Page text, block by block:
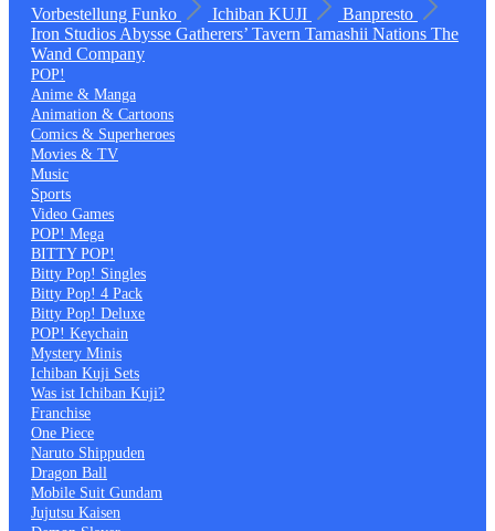
Vorbestellung Funko Ichiban KUJI
Banpresto
Iron Studios Abysse Gatherers’ Tavern Tamashii Nations The
Wand Company
POP!
Anime & Manga
Animation & Cartoons
Comics & Superheroes
Movies & TV
Music
Sports
Video Games
POP! Mega
BITTY POP!
Bitty Pop! Singles
Bitty Pop! 4 Pack
Bitty Pop! Deluxe
POP! Keychain
Mystery Minis
Ichiban Kuji Sets
Was ist Ichiban Kuji?
Franchise
One Piece
Naruto Shippuden
Dragon Ball
Mobile Suit Gundam
Jujutsu Kaisen